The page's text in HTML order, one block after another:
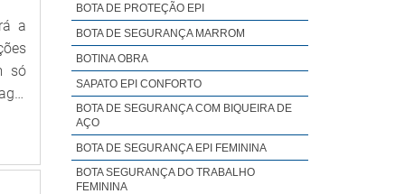
e
a
só
BOTA DE PROTEÇÃO EPI
BOTA DE SEGURANÇA MARROM
BOTINA OBRA
SAPATO EPI CONFORTO
BOTA DE SEGURANÇA COM BIQUEIRA DE
AÇO
BOTA DE SEGURANÇA EPI FEMININA
BOTA SEGURANÇA DO TRABALHO
FEMININA